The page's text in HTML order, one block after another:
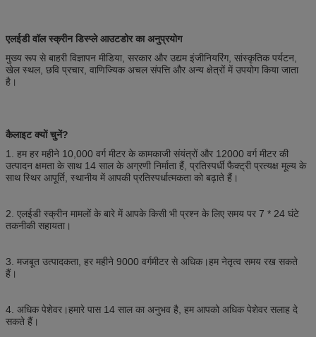
एलईडी वॉल स्क्रीन डिस्प्ले आउटडोर का अनुप्रयोग
मुख्य रूप से बाहरी विज्ञापन मीडिया, सरकार और उद्यम इंजीनियरिंग, सांस्कृतिक पर्यटन,
खेल स्थल, छवि प्रचार, वाणिज्यिक अचल संपत्ति और अन्य क्षेत्रों में उपयोग किया जाता
है।
कैलाइट क्यों चुनें?
1. हम हर महीने 10,000 वर्ग मीटर के कामकाजी संयंत्रों और 12000 वर्ग मीटर की
उत्पादन क्षमता के साथ 14 साल के अग्रणी निर्माता हैं, प्रतिस्पर्धी फैक्ट्री प्रत्यक्ष मूल्य के
साथ स्थिर आपूर्ति, स्थानीय में आपकी प्रतिस्पर्धात्मकता को बढ़ाते हैं।
2. एलईडी स्क्रीन मामलों के बारे में आपके किसी भी प्रश्न के लिए समय पर 7 * 24 घंटे
तकनीकी सहायता।
3. मजबूत उत्पादकता, हर महीने 9000 वर्गमीटर से अधिक।हम नेतृत्व समय रख सकते
हैं।
4. अधिक पेशेवर।हमारे पास 14 साल का अनुभव है, हम आपको अधिक पेशेवर सलाह दे
सकते हैं।